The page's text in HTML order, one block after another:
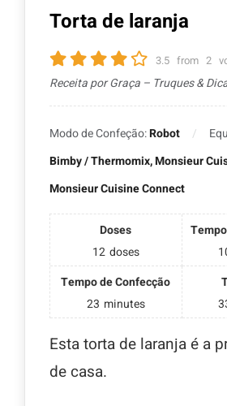
Torta de laranja
3.5 from 2
Receita por Graça – Truques &
Modo de Confeção:Robot
Bimby / Thermomix, Monsieur
Monsieur Cuisine Connect
Doses
12 doses
Tempo de Confecção
23 minutes
Esta torta de laranja é a
de casa.